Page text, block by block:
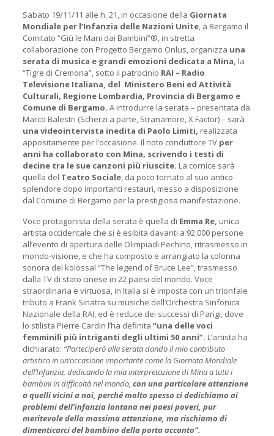
Sabato 19/11/11 alle h. 21, in occasione della Giornata
Mondiale per l’Infanzia delle Nazioni Unite, a Bergamo il
Comitato “Giù le Mani dai Bambini”®, in stretta
collaborazione con Progetto Bergamo Onlus, organizza una
serata di musica e grandi emozioni dedicata a Mina, la
“Tigre di Cremona”, sotto il patrocinio RAI – Radio
Televisione Italiana, del Ministero Beni ed Attività
Culturali, Regione Lombardia, Provincia di Bergamo e
Comune di Bergamo. A introdurre la serata – presentata da
Marco Balestri (Scherzi a parte, Stranamore, X Factor) – sarà
una videointervista inedita di Paolo Limiti, realizzata
appositamente per l’occasione. Il noto conduttore TV per
anni ha collaborato con Mina, scrivendo i testi di
decine tra le sue canzoni più riuscite. La cornice sarà
quella del Teatro Sociale, da poco tornato al suo antico
splendore dopo importanti restauri, messo a disposizione
dal Comune di Bergamo per la prestigiosa manifestazione.
Voce protagonista della serata è quella di Emma Re, unica
artista occidentale che si è esibita davanti a 92.000 persone
all’evento di apertura delle Olimpiadi Pechino, ritrasmesso in
mondo-visione, e che ha composto e arrangiato la colonna
sonora del kolossal “The legend of Bruce Lee”, trasmesso
dalla TV di stato cinese in 22 paesi del mondo. Voce
straordinaria e virtuosa, in Italia si è imposta con un trionfale
tributo a Frank Sinatra su musiche dell’Orchestra Sinfonica
Nazionale della RAI, ed è reduce dei successi di Parigi, dove
lo stilista Pierre Cardin l’ha definita “una delle voci
femminili più intriganti degli ultimi 50 anni”. L’artista ha
dichiarato: “Parteciperò alla serata dando il mio contributo
artistico in un’occasione importante come la Giornata Mondiale
dell’Infanzia, dedicando la mia interpretazione di Mina a tutti i
bambini in difficoltà nel mondo, con una particolare attenzione
a quelli vicini a noi, perché molto spesso ci dedichiamo ai
problemi dell’infanzia lontana nei paesi poveri, pur
meritevole della massima attenzione, ma rischiamo di
dimenticarci del bambino della porta accanto”.